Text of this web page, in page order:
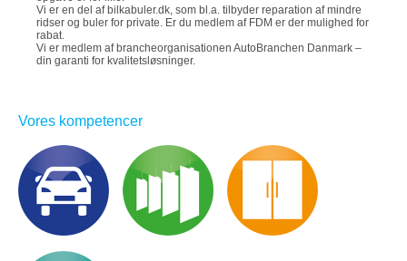
Vi er en del af bilkabuler.dk, som bl.a. tilbyder reparation af mindre
ridser og buler for private. Er du medlem af FDM er der mulighed for
rabat.
Vi er medlem af brancheorganisationen AutoBranchen Danmark –
din garanti for kvalitetsløsninger.
Vores kompetencer